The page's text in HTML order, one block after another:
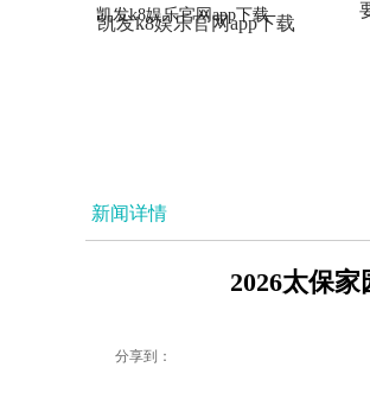
凯发k8娱乐官网app下载
凯发k8娱乐官网app下载
新闻详情
2026太保
分享到：